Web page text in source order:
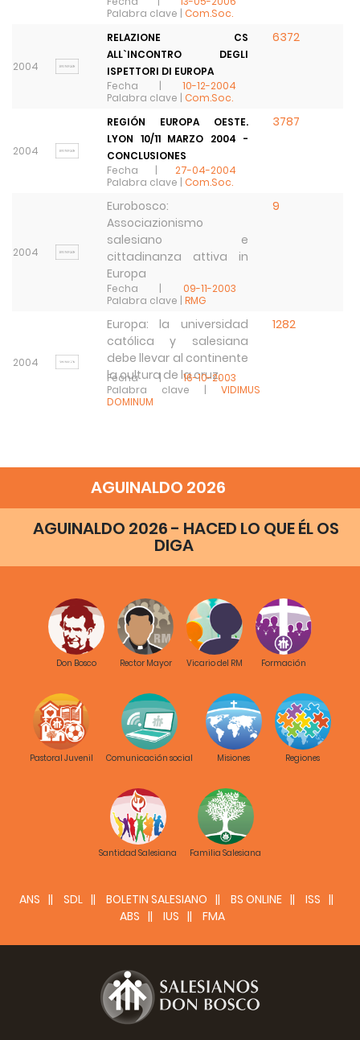
Palabra clave | Com.Soc.
2004
RELAZIONE CS
ALL`INCONTRO DEGLI
ISPETTORI DI EUROPA
Fecha | 10-12-2004
Palabra clave | Com.Soc.
6372
2004
REGIÓN EUROPA OESTE.
LYON 10/11 MARZO 2004 -
CONCLUSIONES
Fecha | 27-04-2004
Palabra clave | Com.Soc.
3787
2004
Eurobosco:
Associazionismo
salesiano e
cittadinanza attiva in
Europa
Fecha | 09-11-2003
Palabra clave | RMG
9
2004
Europa: la universidad
católica y salesiana
debe llevar al continente
la cultura de la cruz.
Fecha |16-10-2003
Palabra clave | VIDIMUS
DOMINUM
1282
AGUINALDO 2026
AGUINALDO 2026 - HACED LO QUE ÉL OS
DIGA
Don Bosco Rector Mayor Vicario del RM Formación
Pastoral Juvenil Comunicación social Misiones Regiones
Santidad Salesiana Familia Salesiana
ANS SDL BOLETIN SALESIANO BS ONLINE
ISS
ABS
IUS FMA